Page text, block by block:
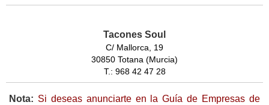
Tacones Soul
C/ Mallorca, 19
30850 Totana (Murcia)
T.: 968 42 47 28
Nota: Si deseas anunciarte en la Guía de Empresas de